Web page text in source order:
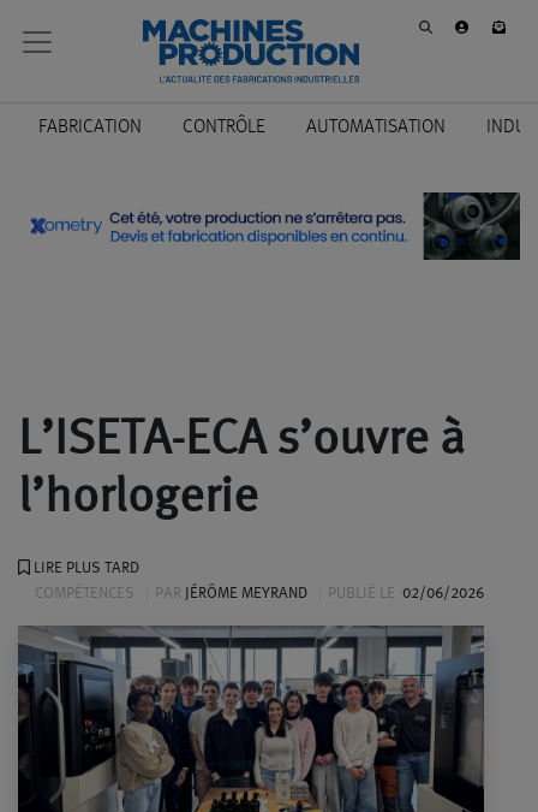
FABRICATION CONTRÔLE AUTOMATISATION
L’ISETA-ECA s’ouvre à
l’horlogerie
LIRE PLUS TARD
COMPÉTENCES
PAR JÉRÔME MEYRAND PUBLIÉ LE 02/06/2026